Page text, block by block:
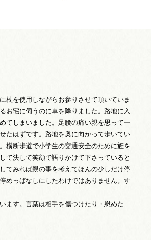
杖を使用しながらお参りさせて頂いていま
お宅に伺うのに車を降りました。路地に入
てしまいました。足腰の痛い親を思って一
たはずです。路地を奥に向かって歩いてい
横断歩道で小学生の交通安全のために旌を
て決して笑顔で語りかけて下さっていると
てみれば親の事を考えてほんの少しだけ停
めっぱなしにしたわけではありません。す
ます。言葉は相手を傷つけたり・慰めた